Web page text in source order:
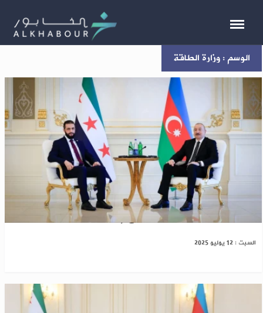
الوسم : وزارة الطاقة
زيارة رسمية للرئيس الشرع إلى أذربيجان
السبت : 12 يوليو 2025